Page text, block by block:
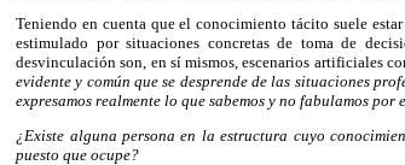
Teniendo en cuenta que el conocimiento tácito suele
estimulado por situaciones concretas de toma de
desvinculación son, en sí mismos, escenarios artificiales
evidente y común que se desprende de las situaciones
expresamos realmente lo que sabemos y no fabulamos
¿Existe alguna persona en la estructura cuyo
puesto que ocupe?